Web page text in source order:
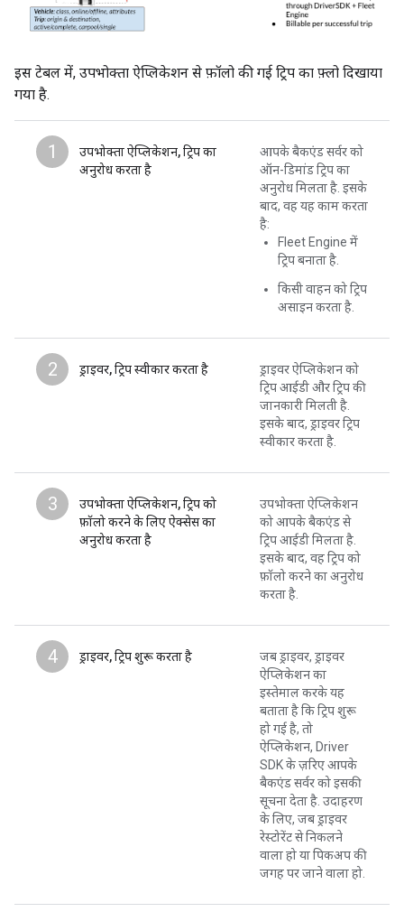
इस टेबल में, उपभोक्ता ऐप्लिकेशन से फ़ॉलो की गई ट्रिप का फ़्लो दिखाया
गया है.
1
उपभोक्ता ऐप्लिकेशन, ट्रिप का
अनुरोध करता है
आपके बैकएंड सर्वर को
ऑन-डिमांड ट्रिप का
अनुरोध मिलता है. इसके
बाद, वह यह काम करता
है:
Fleet Engine में
ट्रिप बनाता है.
किसी वाहन को ट्रिप
असाइन करता है.
2 ड्राइवर, ट्रिप स्वीकार करता है
ड्राइवर ऐप्लिकेशन को
ट्रिप आईडी और ट्रिप की
जानकारी मिलती है.
इसके बाद, ड्राइवर ट्रिप
स्वीकार करता है.
3
उपभोक्ता ऐप्लिकेशन, ट्रिप को
फ़ॉलो करने के लिए ऐक्सेस का
अनुरोध करता है
उपभोक्ता ऐप्लिकेशन
को आपके बैकएंड से
ट्रिप आईडी मिलता है.
इसके बाद, वह ट्रिप को
फ़ॉलो करने का अनुरोध
करता है.
4 ड्राइवर, ट्रिप शुरू करता है
जब ड्राइवर, ड्राइवर
ऐप्लिकेशन का
इस्तेमाल करके यह
बताता है कि ट्रिप शुरू
हो गई है, तो
ऐप्लिकेशन, Driver
SDK के ज़रिए आपके
बैकएंड सर्वर को इसकी
सूचना देता है. उदाहरण
के लिए, जब ड्राइवर
रेस्टोरेंट से निकलने
वाला हो या पिकअप की
जगह पर जाने वाला हो.